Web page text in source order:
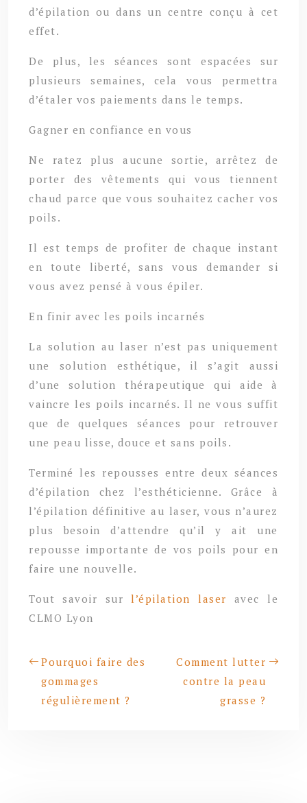
d’épilation ou dans un centre conçu à cet
effet.
De plus, les séances sont espacées sur
plusieurs semaines, cela vous permettra
d’étaler vos paiements dans le temps.
Gagner en confiance en vous
Ne ratez plus aucune sortie, arrêtez de
porter des vêtements qui vous tiennent
chaud parce que vous souhaitez cacher vos
poils.
Il est temps de profiter de chaque instant
en toute liberté, sans vous demander si
vous avez pensé à vous épiler.
En finir avec les poils incarnés
La solution au laser n’est pas uniquement
une solution esthétique, il s’agit aussi
d’une solution thérapeutique qui aide à
vaincre les poils incarnés. Il ne vous suffit
que de quelques séances pour retrouver
une peau lisse, douce et sans poils.
Terminé les repousses entre deux séances
d’épilation chez l’esthéticienne. Grâce à
l’épilation définitive au laser, vous n’aurez
plus besoin d’attendre qu’il y ait une
repousse importante de vos poils pour en
faire une nouvelle.
Tout savoir surl’épilation laser avec le
CLMO Lyon
Pourquoi faire des
gommages
régulièrement ?
Comment lutter
contre la peau
grasse ?